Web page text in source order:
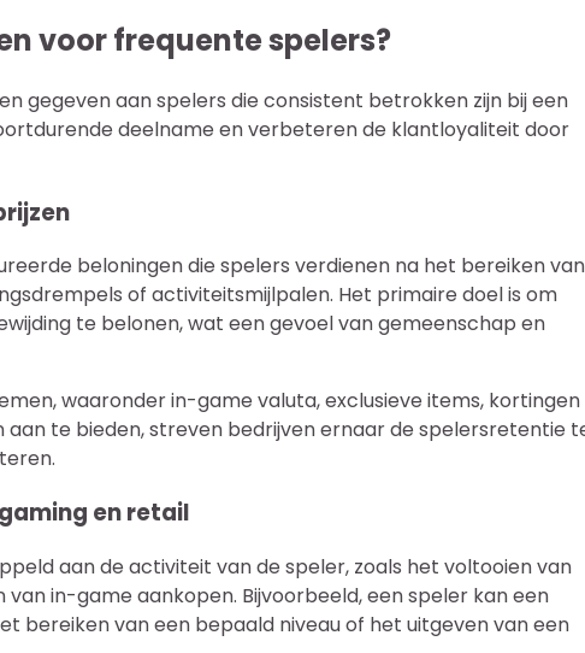
voor frequente spelers?
gegeven aan spelers die consistent betrokken zijn bij een
deelname en verbeteren de klantloyaliteit door
beloningen die spelers verdienen na het bereiken van
of activiteitsmijlpalen. Het primaire doel is om
te belonen, wat een gevoel van gemeenschap en
waaronder in-game valuta, exclusieve items, kortingen
aan te bieden, streven bedrijven ernaar de spelersretentie
en retail
aan de activiteit van de speler, zoals het voltooien van
in-game aankopen. Bijvoorbeeld, een speler kan een
bereiken van een bepaald niveau of het uitgeven van een